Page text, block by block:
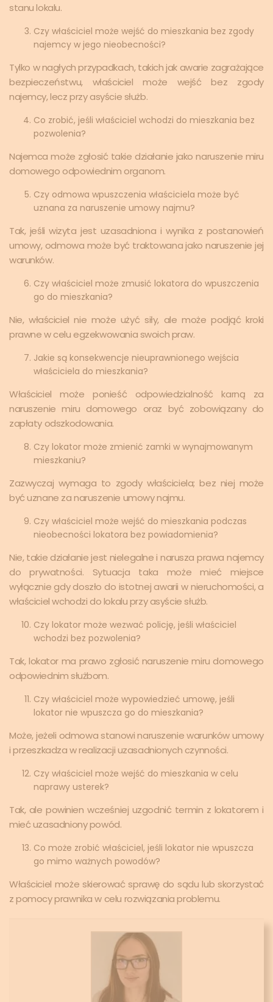
stanu lokalu.
Czy właściciel może wejść do mieszkania bez zgody
najemcy w jego nieobecności?
Tylko w nagłych przypadkach, takich jak awarie zagrażające
bezpieczeństwu, właściciel może wejść bez zgody
najemcy, lecz przy asyście służb.
Co zrobić, jeśli właściciel wchodzi do mieszkania bez
pozwolenia?
Najemca może zgłosić takie działanie jako naruszenie miru
domowego odpowiednim organom.
Czy odmowa wpuszczenia właściciela może być
uznana za naruszenie umowy najmu?
Tak, jeśli wizyta jest uzasadniona i wynika z postanowień
umowy, odmowa może być traktowana jako naruszenie jej
warunków.
Czy właściciel może zmusić lokatora do wpuszczenia
go do mieszkania?
Nie, właściciel nie może użyć siły, ale może podjąć kroki
prawne w celu egzekwowania swoich praw.
Jakie są konsekwencje nieuprawnionego wejścia
właściciela do mieszkania?
Właściciel może ponieść odpowiedzialność karną za
naruszenie miru domowego oraz być zobowiązany do
zapłaty odszkodowania.
Czy lokator może zmienić zamki w wynajmowanym
mieszkaniu?
Zazwyczaj wymaga to zgody właściciela; bez niej może
być uznane za naruszenie umowy najmu.
Czy właściciel może wejść do mieszkania podczas
nieobecności lokatora bez powiadomienia?
Nie, takie działanie jest nielegalne i narusza prawa najemcy
do prywatności. Sytuacja taka może mieć miejsce
wyłącznie gdy doszło do istotnej awarii w nieruchomości, a
właściciel wchodzi do lokalu przy asyście służb.
Czy lokator może wezwać policję, jeśli właściciel
wchodzi bez pozwolenia?
Tak, lokator ma prawo zgłosić naruszenie miru domowego
odpowiednim służbom.
Czy właściciel może wypowiedzieć umowę, jeśli
lokator nie wpuszcza go do mieszkania?
Może, jeżeli odmowa stanowi naruszenie warunków umowy
i przeszkadza w realizacji uzasadnionych czynności.
Czy właściciel może wejść do mieszkania w celu
naprawy usterek?
Tak, ale powinien wcześniej uzgodnić termin z lokatorem i
mieć uzasadniony powód.
Co może zrobić właściciel, jeśli lokator nie wpuszcza
go mimo ważnych powodów?
Właściciel może skierować sprawę do sądu lub skorzystać
z pomocy prawnika w celu rozwiązania problemu.